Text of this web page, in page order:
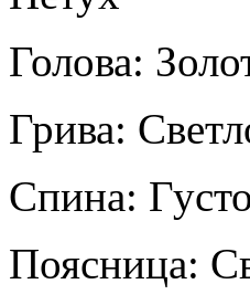
Голова:
Грива:
Спина:
Поясница: